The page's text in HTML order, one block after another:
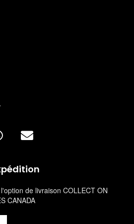
de livraison COLLECT ON
CANADA